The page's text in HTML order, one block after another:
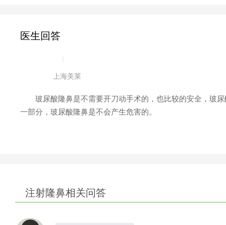
医生回答
上海美莱
玻尿酸隆鼻是不需要开刀动手术的，也比较的安全，玻尿
一部分，玻尿酸隆鼻是不会产生危害的。
注射隆鼻相关问答